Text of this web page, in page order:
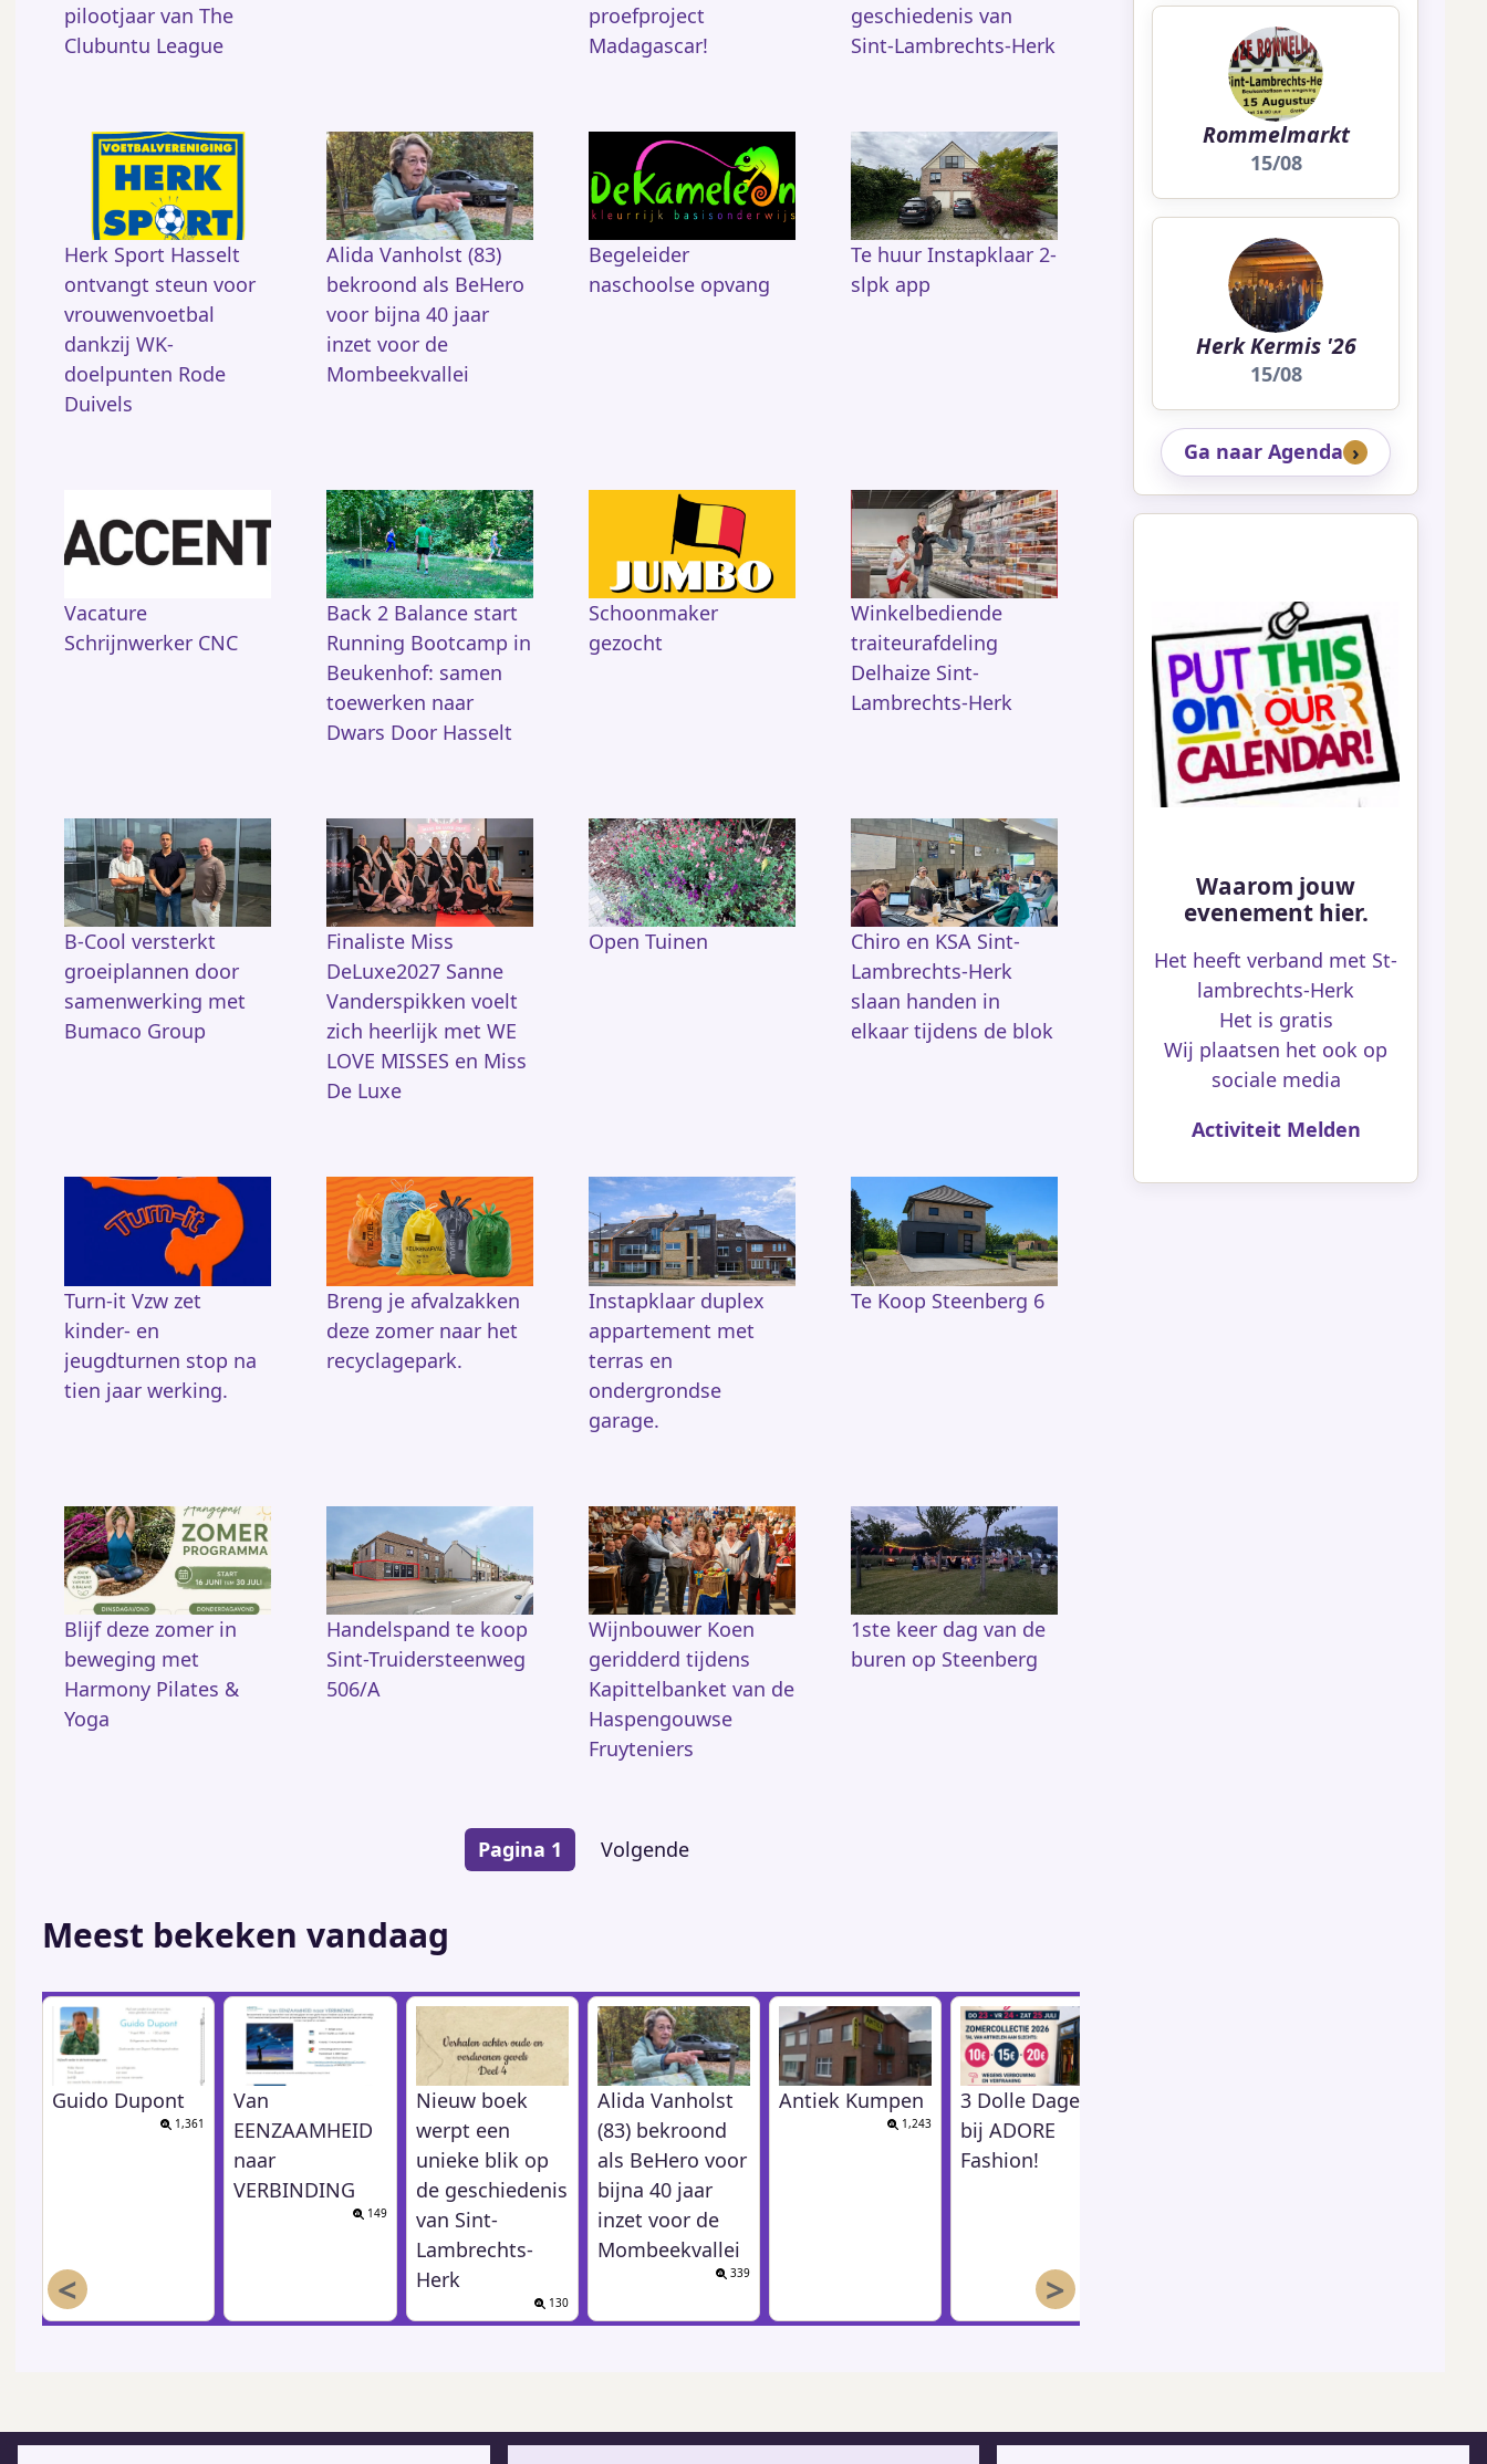
pilootjaar van The
Clubuntu League
proefproject
Madagascar!
geschiedenis van
Sint-Lambrechts-Herk
Herk Sport Hasselt
ontvangt steun voor
vrouwenvoetbal
dankzij WK-
doelpunten Rode
Duivels
Alida Vanholst (83)
bekroond als BeHero
voor bijna 40 jaar
inzet voor de
Mombeekvallei
Begeleider
naschoolse opvang
Te huur Instapklaar 2-
slpk app
Vacature
Schrijnwerker CNC
Back 2 Balance start
Running Bootcamp in
Beukenhof: samen
toewerken naar
Dwars Door Hasselt
Schoonmaker
gezocht
Winkelbediende
traiteurafdeling
Delhaize Sint-
Lambrechts-Herk
B-Cool versterkt
groeiplannen door
samenwerking met
Bumaco Group
Finaliste Miss
DeLuxe2027 Sanne
Vanderspikken voelt
zich heerlijk met WE
LOVE MISSES en Miss
De Luxe
Open Tuinen
Chiro en KSA Sint-
Lambrechts-Herk
slaan handen in
elkaar tijdens de blok
Turn-it Vzw zet
kinder- en
jeugdturnen stop na
tien jaar werking.
Breng je afvalzakken
deze zomer naar het
recyclagepark.
Instapklaar duplex
appartement met
terras en
ondergrondse
garage.
Te Koop Steenberg 6
Blijf deze zomer in
beweging met
Harmony Pilates &
Yoga
Handelspand te koop
Sint-Truidersteenweg
506/A
Wijnbouwer Koen
geridderd tijdens
Kapittelbanket van de
Haspengouwse
Fruyteniers
1ste keer dag van de
buren op Steenberg
Pagina 1
Volgende
Volgende
Meest bekeken vandaag
Guido Dupont
1,361
Van
EENZAAMHEID
naar
VERBINDING
149
Nieuw boek
werpt een
unieke blik op
de geschiedenis
van Sint-
Lambrechts-
Herk
130
Alida Vanholst
(83) bekroond
als BeHero voor
bijna 40 jaar
inzet voor de
Mombeekvallei
339
Antiek Kumpen
1,243
3 Dolle Dagen
bij ADORE
Fashion!
< >
Rommelmarkt
15/08
Herk Kermis '26
15/08
Ga naar Agenda
Waarom jouw
evenement hier.
Het heeft verband met St-
lambrechts-Herk
Het is gratis
Wij plaatsen het ook op
sociale media
Activiteit Melden